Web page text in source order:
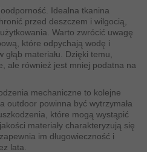
Idealna tkanina
przed deszczem i wilgocią,
Warto zwrócić uwagę
które odpychają wodę i
materiału. Dzięki temu,
ale również jest mniej podatna na
mechaniczne to kolejne
outdoor powinna być wytrzymała
które mogą wystąpić
materiały charakteryzują się
im długowieczność i
lata.